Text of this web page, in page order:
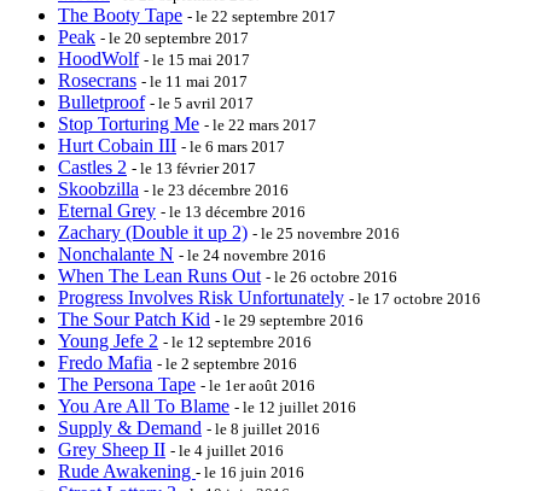
The Booty Tape - le 22 septembre 2017
Peak - le 20 septembre 2017
HoodWolf - le 15 mai 2017
Rosecrans - le 11 mai 2017
Bulletproof - le 5 avril 2017
Stop Torturing Me - le 22 mars 2017
Hurt Cobain III - le 6 mars 2017
Castles 2 - le 13 février 2017
Skoobzilla - le 23 décembre 2016
Eternal Grey - le 13 décembre 2016
Zachary (Double it up 2) - le 25 novembre 2016
Nonchalante N - le 24 novembre 2016
When The Lean Runs Out - le 26 octobre 2016
Progress Involves Risk Unfortunately - le 17 octobre 2016
The Sour Patch Kid - le 29 septembre 2016
Young Jefe 2 - le 12 septembre 2016
Fredo Mafia - le 2 septembre 2016
The Persona Tape - le 1er août 2016
You Are All To Blame - le 12 juillet 2016
Supply & Demand - le 8 juillet 2016
Grey Sheep II - le 4 juillet 2016
Rude Awakening - le 16 juin 2016